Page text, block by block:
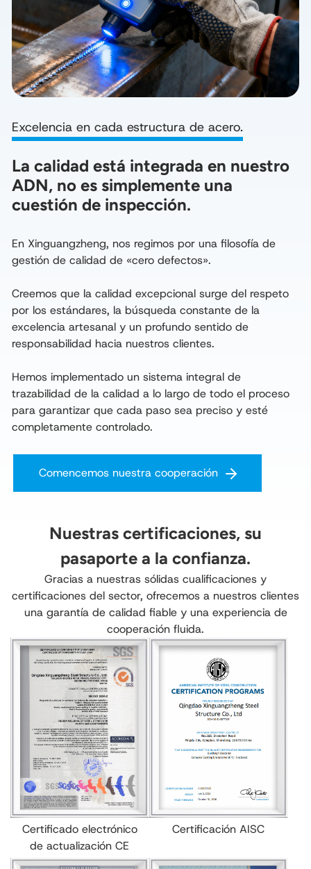
Excelencia en cada estructura de acero.
La calidad está integrada en nuestro
ADN, no es simplemente una
cuestión de inspección.
En Xinguangzheng, nos regimos por una filosofía de
gestión de calidad de «cero defectos».
Creemos que la calidad excepcional surge del respeto
por los estándares, la búsqueda constante de la
excelencia artesanal y un profundo sentido de
responsabilidad hacia nuestros clientes.
Hemos implementado un sistema integral de
trazabilidad de la calidad a lo largo de todo el proceso
para garantizar que cada paso sea preciso y esté
completamente controlado.
Comencemos nuestra cooperación
Nuestras certificaciones, su
pasaporte a la confianza.
Gracias a nuestras sólidas cualificaciones y
certificaciones del sector, ofrecemos a nuestros clientes
una garantía de calidad fiable y una experiencia de
cooperación fluida.
Certificado electrónico
de actualización CE
Certificación AISC